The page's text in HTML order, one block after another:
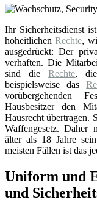
Ihr Sicherheitsdienst
hoheitlichenRechte,
ausgedrückt: Der
verhaften. Die
sind dieRechte,
beispielsweise das
vorübergehenden
Hausbesitzer den
Hausrecht übertragen.
Waffengesetz. Daher
älter als 18 Jahre
meisten Fällen ist das
Uniform und
und